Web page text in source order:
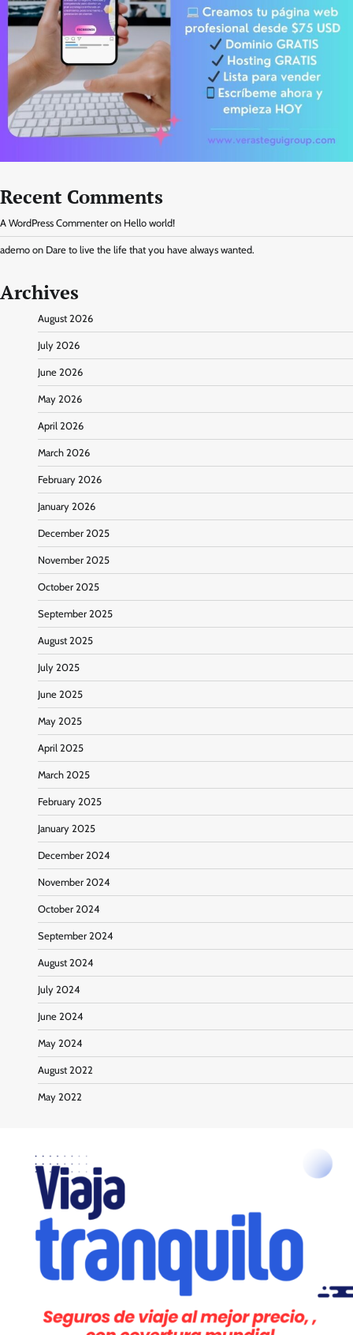
Recent Comments
A WordPress Commenter on Hello world!
ademo on Dare to live the life that you have always wanted.
Archives
August 2026
July 2026
June 2026
May 2026
April 2026
March 2026
February 2026
January 2026
December 2025
November 2025
October 2025
September 2025
August 2025
July 2025
June 2025
May 2025
April 2025
March 2025
February 2025
January 2025
December 2024
November 2024
October 2024
September 2024
August 2024
July 2024
June 2024
May 2024
August 2022
May 2022